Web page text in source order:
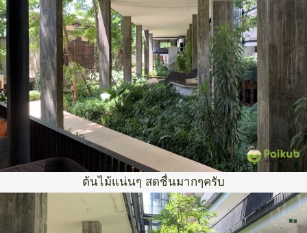
ต้นไม้แน่นๆ สดชื่นมากๆครับ